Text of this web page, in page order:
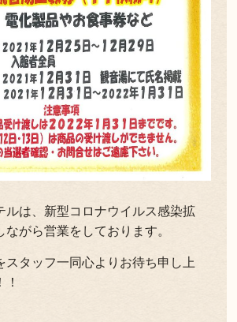
ルは、新型コロナウイルス感染拡
ながら営業をしております。
スタッフ一同心よりお待ち申し上